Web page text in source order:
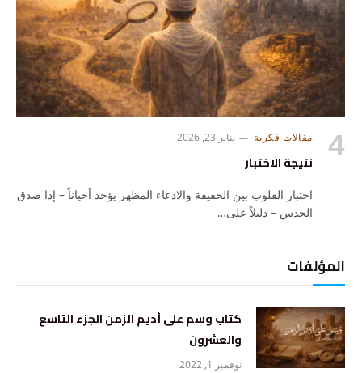
مقالات فكرية يناير 23, 2026
نتيجة الاختبار
اختبار القلوب بين الحقيقة والادعاء المظهر يؤخذ أحياناً – إذا صدق
الحدس – دليلاً على…
المؤلفات
كتاب وسم على أديم الزمن الجزء التاسع
والعشرون
نوفمبر 1, 2022